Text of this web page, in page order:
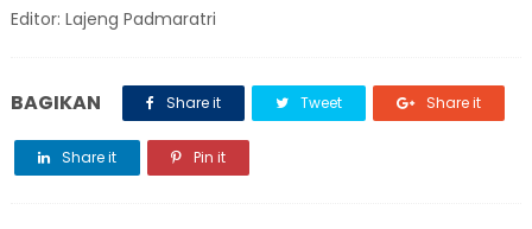
Editor: Lajeng Padmaratri
BAGIKAN Share it Tweet Share it
Share it Pin it